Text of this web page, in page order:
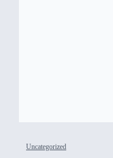
Uncategorized